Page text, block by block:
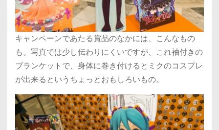
キャンペーンであたる賞品のなかには、こんなもの
も。写真では少し伝わりにくいですが、これ袖付きの
ブランケットで、身体に巻き付けるとミクのコスプレ
が出来るというちょっとおもしろいもの。